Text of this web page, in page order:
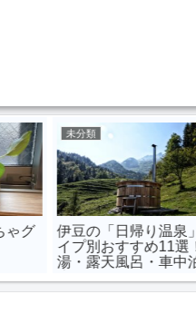
未分類
zero料理職人